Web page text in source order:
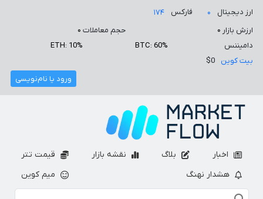
ارز دیجیتال ۰ فارکس
۱۷۴
ارزش بازار ۰ حجم معاملات ۰
دامیننس
BTC: 60%
ETH: 10%
بیت کوین
$0
ورود یا نام‌نویسی
اخبار بلاگ نقشه بازار
قیمت تتر
هشدار نهنگ
میم کوین